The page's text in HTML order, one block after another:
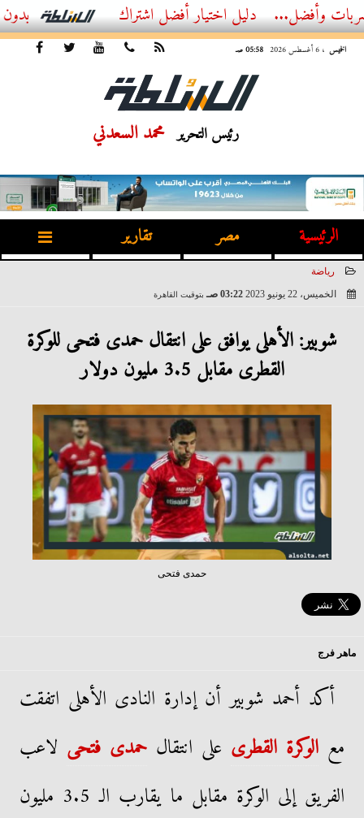
أفضل اشتراك IPTV بدون تقطيع 2026 – دليل المشاهد العصري
الخميس ، 6 أغسطس 2026 05:58 صـ
رئيس التحرير محمد السعدني
الرئيسية مصر تقارير
رياضة
الخميس، 22 يونيو 2023
03:22 صـ بتوقيت القاهرة
شوبير: الأهلى يوافق على انتقال حمدى فتحى للوكرة
القطرى مقابل 3.5 مليون دولار
حمدى فتحى
ماهر فرج
أكد أحمد شوبير أن إدارة النادى الأهلى اتفقت
مع الوكرة القطرى على انتقال حمدى فتحى لاعب
الفريق إلى الوكرة مقابل ما يقارب الـ 3.5 مليون